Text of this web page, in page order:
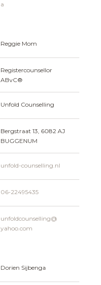
a
Reggie Mom
Registercounsellor
ABvC®
Unfold Counselling
Bergstraat 13, 6082 AJ
BUGGENUM
unfold-counselling.nl
06-22495435
unfoldcounselling@
yahoo.com
Dorien Sijbenga